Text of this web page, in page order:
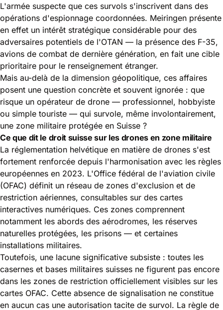
L'armée suspecte que ces survols s'inscrivent dans des
opérations d'espionnage coordonnées. Meiringen présente
en effet un intérêt stratégique considérable pour des
adversaires potentiels de l'OTAN — la présence des F-35,
avions de combat de dernière génération, en fait une cible
prioritaire pour le renseignement étranger.
Mais au-delà de la dimension géopolitique, ces affaires
posent une question concrète et souvent ignorée : que
risque un opérateur de drone — professionnel, hobbyiste
ou simple touriste — qui survole, même involontairement,
une zone militaire protégée en Suisse ?
Ce que dit le droit suisse sur les drones en zone militaire
La réglementation helvétique en matière de drones s'est
fortement renforcée depuis l'harmonisation avec les règles
européennes en 2023. L'Office fédéral de l'aviation civile
(OFAC) définit un réseau de zones d'exclusion et de
restriction aériennes, consultables sur des cartes
interactives numériques. Ces zones comprennent
notamment les abords des aérodromes, les réserves
naturelles protégées, les prisons — et certaines
installations militaires.
Toutefois, une lacune significative subsiste : toutes les
casernes et bases militaires suisses ne figurent pas encore
dans les zones de restriction officiellement visibles sur les
cartes OFAC. Cette absence de signalisation ne constitue
en aucun cas une autorisation tacite de survol. La règle de